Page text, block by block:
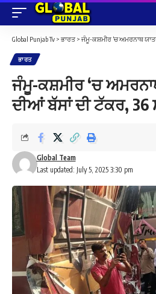
Global Punjab Tv > ਭਾਰਤ> ਜੰਮੂ-ਕਸ਼ਮੀਰ ‘ਚ ਅਮਰਨਾਥ
ਭਾਰਤ
ਜੰਮੂ-ਕਸ਼ਮੀਰ ‘ਚ
ਦੀਆਂ ਬੱਸਾਂ ਦੀ ਟੱਕਰ, 36
Last updated: July 5, 2025 3:30 pm
Global Team